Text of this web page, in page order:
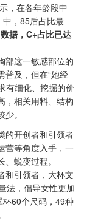
，在各年龄段中
中，85后占比最
据，C+占比已达
部这一敏感部位的
普及，但在“她经
有细化、挖掘的价
，相关用料、结构
。
的开创者和引领者
等角度入手，一
蜕变过程。
和引领者，大杯文
法，倡导女性更加
60个尺码，49种